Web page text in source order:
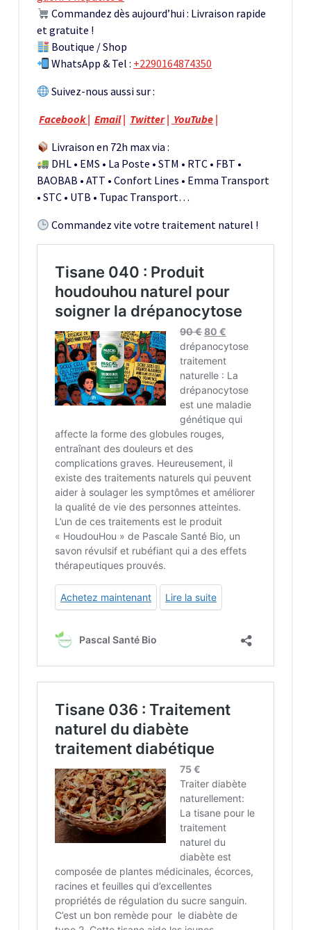
Commandez dès aujourd’hui : Livraison rapide
et gratuite !
Boutique / Shop
WhatsApp & Tel : +2290164874350
Suivez-nous aussi sur :
Facebook| Email| Twitter| YouTube |
Livraison en 72h max via :
DHL • EMS • La Poste • STM • RTC • FBT •
BAOBAB • ATT • Confort Lines • Emma Transport
• STC • UTB • Tupac Transport…
Commandez vite votre traitement naturel !